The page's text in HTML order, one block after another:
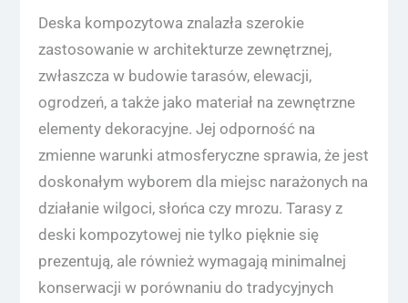
Deska kompozytowa znalazła szerokie
zastosowanie w architekturze zewnętrznej,
zwłaszcza w budowie tarasów, elewacji,
ogrodzeń, a także jako materiał na zewnętrzne
elementy dekoracyjne. Jej odporność na
zmienne warunki atmosferyczne sprawia, że jest
doskonałym wyborem dla miejsc narażonych na
działanie wilgoci, słońca czy mrozu. Tarasy z
deski kompozytowej nie tylko pięknie się
prezentują, ale również wymagają minimalnej
konserwacji w porównaniu do tradycyjnych